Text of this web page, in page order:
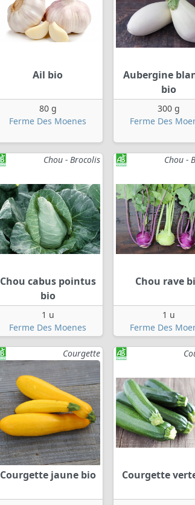
Ail bio
80 g
Ferme Des Moenes
Aubergine
bio
300 g
Ferme Des
Chou - Brocolis
Chou cabus pointus
bio
1 u
Ferme Des Moenes
Chou -
Chou rave
1 u
Ferme Des
Courgette
Courgette jaune bio Courgette